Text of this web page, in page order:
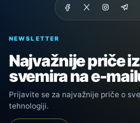
NEWSLETTER
Najvažnije priče iz
svemira na e-
Prijavite se za najvažnije priče o
tehnologiji.